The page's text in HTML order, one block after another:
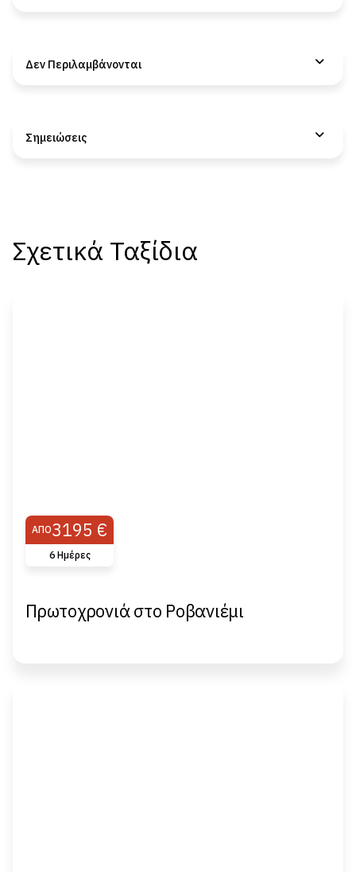
Δεν Περιλαμβάνονται
Σημειώσεις
Σχετικά Ταξίδια
ΑΠΌ3195 €
6 Ημέρες
Πρωτοχρονιά στο Ροβανιέμι